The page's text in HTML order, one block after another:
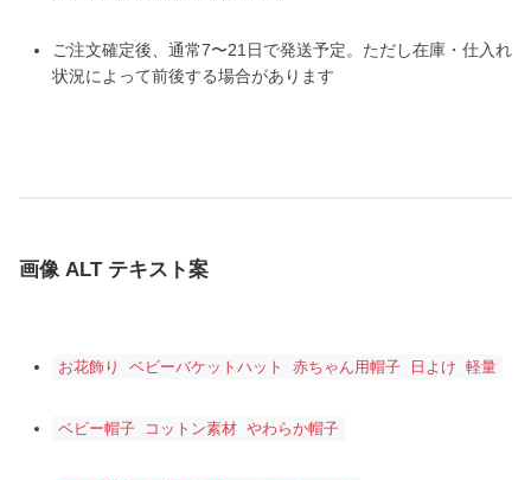
ご注文確定後、通常7〜21日で発送予定。ただし在庫・仕入れ
状況によって前後する場合があります
画像 ALT テキスト案
お花飾り ベビーバケットハット 赤ちゃん用帽子 日よけ 軽量
ベビー帽子 コットン素材 やわらか帽子